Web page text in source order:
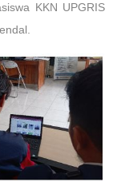
KKN UPGRIS